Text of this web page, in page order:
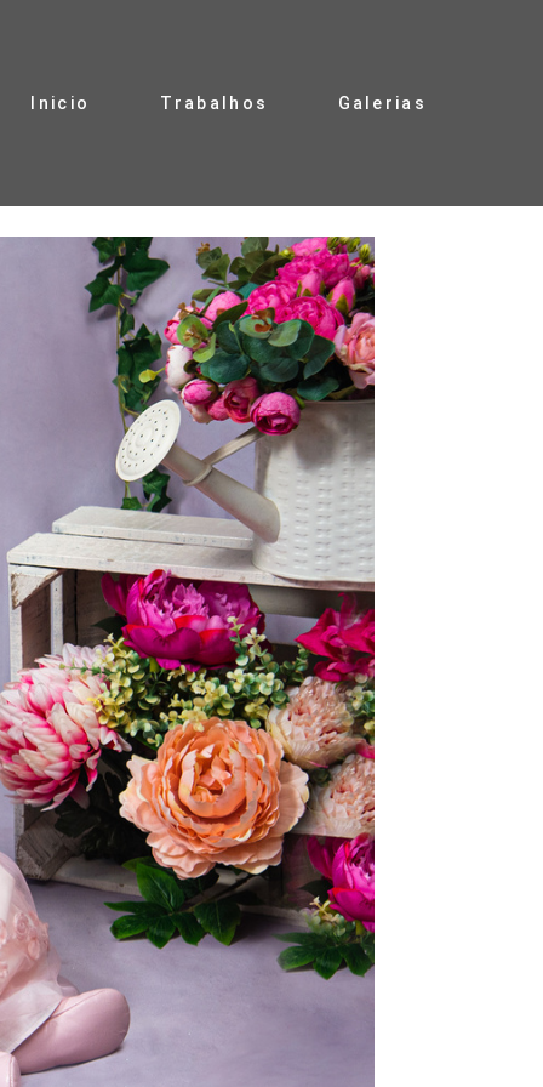
Inicio Trabalhos Galerias